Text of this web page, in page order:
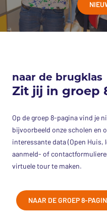
naar de brugklas
Zit jij in groep
Op de groep 8-pagina vind je
bijvoorbeeld onze scholen en
interessante data (Open Huis,
aanmeld- of
virtuele tour te maken.
NAAR DE GROEP 8-